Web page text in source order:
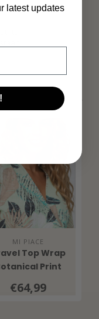
MI PIACE
Top Wrap
Print
€64,99
latest updates